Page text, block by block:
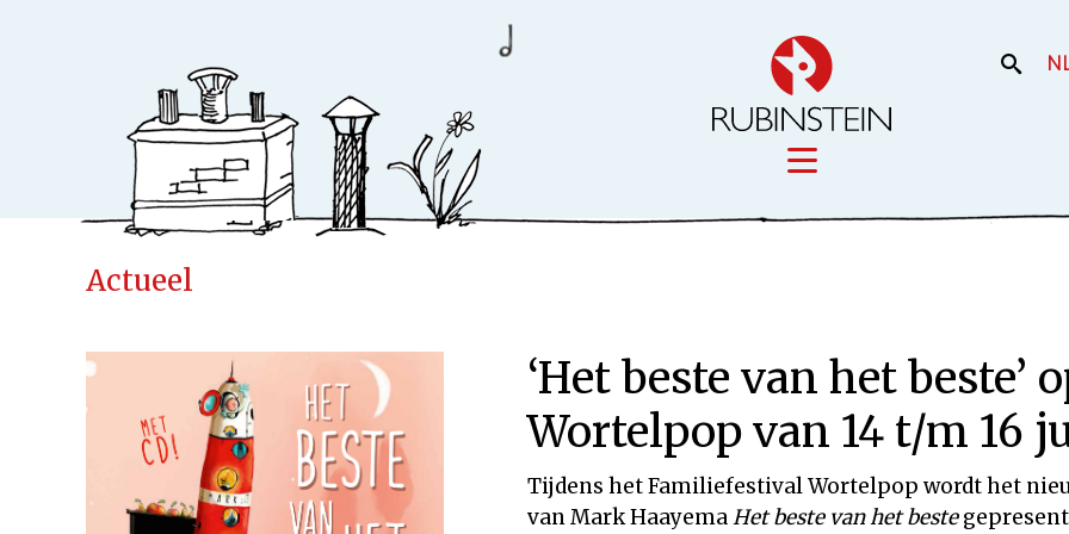
Uitgeverij
Kinderen
Volwassenen
Cases
Samenwerken
Uw merk
Onze
Actueel
‘Het beste van het beste’
Wortelpop van 14 t/m 16
Tijdens het Familiefestival Wortelpop wordt het
van Mark HaayemaHet beste van het beste